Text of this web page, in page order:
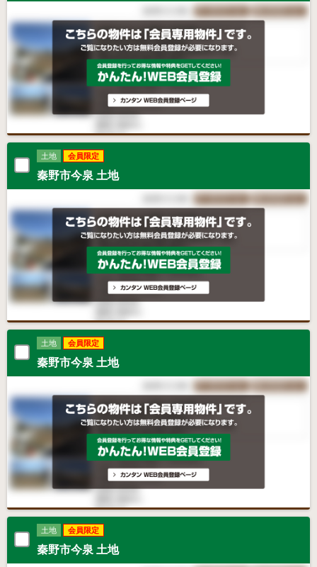
土地 会員限定
秦野市今泉 土地
土地 会員限定
秦野市今泉 土地
土地 会員限定
秦野市今泉 土地